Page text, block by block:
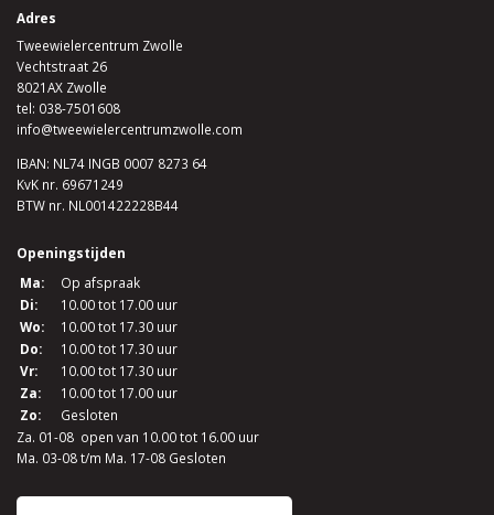
Adres
Tweewielercentrum Zwolle
Vechtstraat 26
8021AX Zwolle
tel: 038-7501608
info@tweewielercentrumzwolle.com
IBAN: NL74 INGB 0007 8273 64
KvK nr. 69671249
BTW nr. NL001422228B44
Openingstijden
Ma:
Op afspraak
Di:
10.00 tot 17.00 uur
Wo:
10.00 tot 17.30 uur
Do:
10.00 tot 17.30 uur
Vr:
10.00 tot 17.30 uur
Za:
10.00 tot 17.00 uur
Zo:
Gesloten
Za. 01-08 open van 10.00 tot 16.00 uur
Ma. 03-08 t/m Ma. 17-08 Gesloten